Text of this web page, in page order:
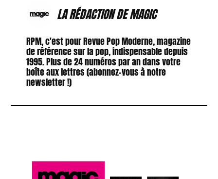
LA RÉDACTION DE MAGIC
RPM, c'est pour Revue Pop Moderne, magazine
de référence sur la pop, indispensable depuis
1995. Plus de 24 numéros par an dans votre
boîte aux lettres (abonnez-vous à notre
newsletter !)